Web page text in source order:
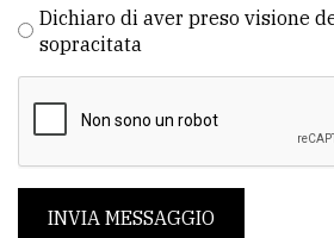
Dichiaro di aver preso visione
sopracitata
INVIA MESSAGGIO